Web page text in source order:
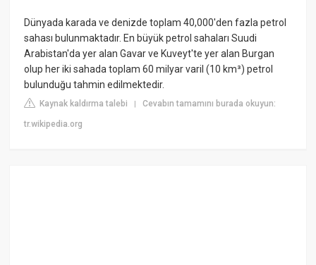
Dünyada karada ve denizde toplam 40,000'den fazla petrol
sahası bulunmaktadır. En büyük petrol sahaları Suudi
Arabistan'da yer alan Gavar ve Kuveyt'te yer alan Burgan
olup her iki sahada toplam 60 milyar varil (10 km³) petrol
bulunduğu tahmin edilmektedir.
Kaynak kaldırma talebi |Cevabın tamamını burada okuyun:
tr.wikipedia.org